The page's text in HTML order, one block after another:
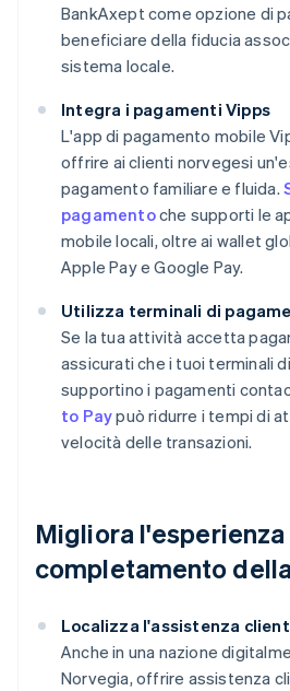
BankAxept come opzione di
beneficiare della fiducia
sistema locale.
Integra i pagamenti Vipps
L'app di pagamento mobile
offrire ai clienti norvegesi
pagamento familiare e fluida.
pagamentoche supporti le
mobile locali, oltre ai wallet
Apple Pay e Google Pay.
Utilizza terminali di
Se la tua attività accetta
assicurati che i tuoi terminali
supportino i pagamenti
to Paypuò ridurre i tempi di
velocità delle transazioni.
Migliora l'esperienza
completamento
Localizza l'assistenza
Anche in una nazione
Norvegia, offrire assistenza